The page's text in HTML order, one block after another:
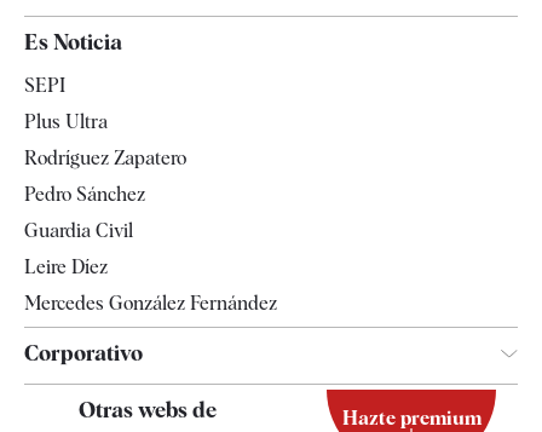
España
Televisión
Es Noticia
SEPI
Plus Ultra
Rodríguez Zapatero
Pedro Sánchez
Guardia Civil
Leire Díez
Mercedes González Fernández
Corporativo
Contacto
Otras webs de Hazte premium